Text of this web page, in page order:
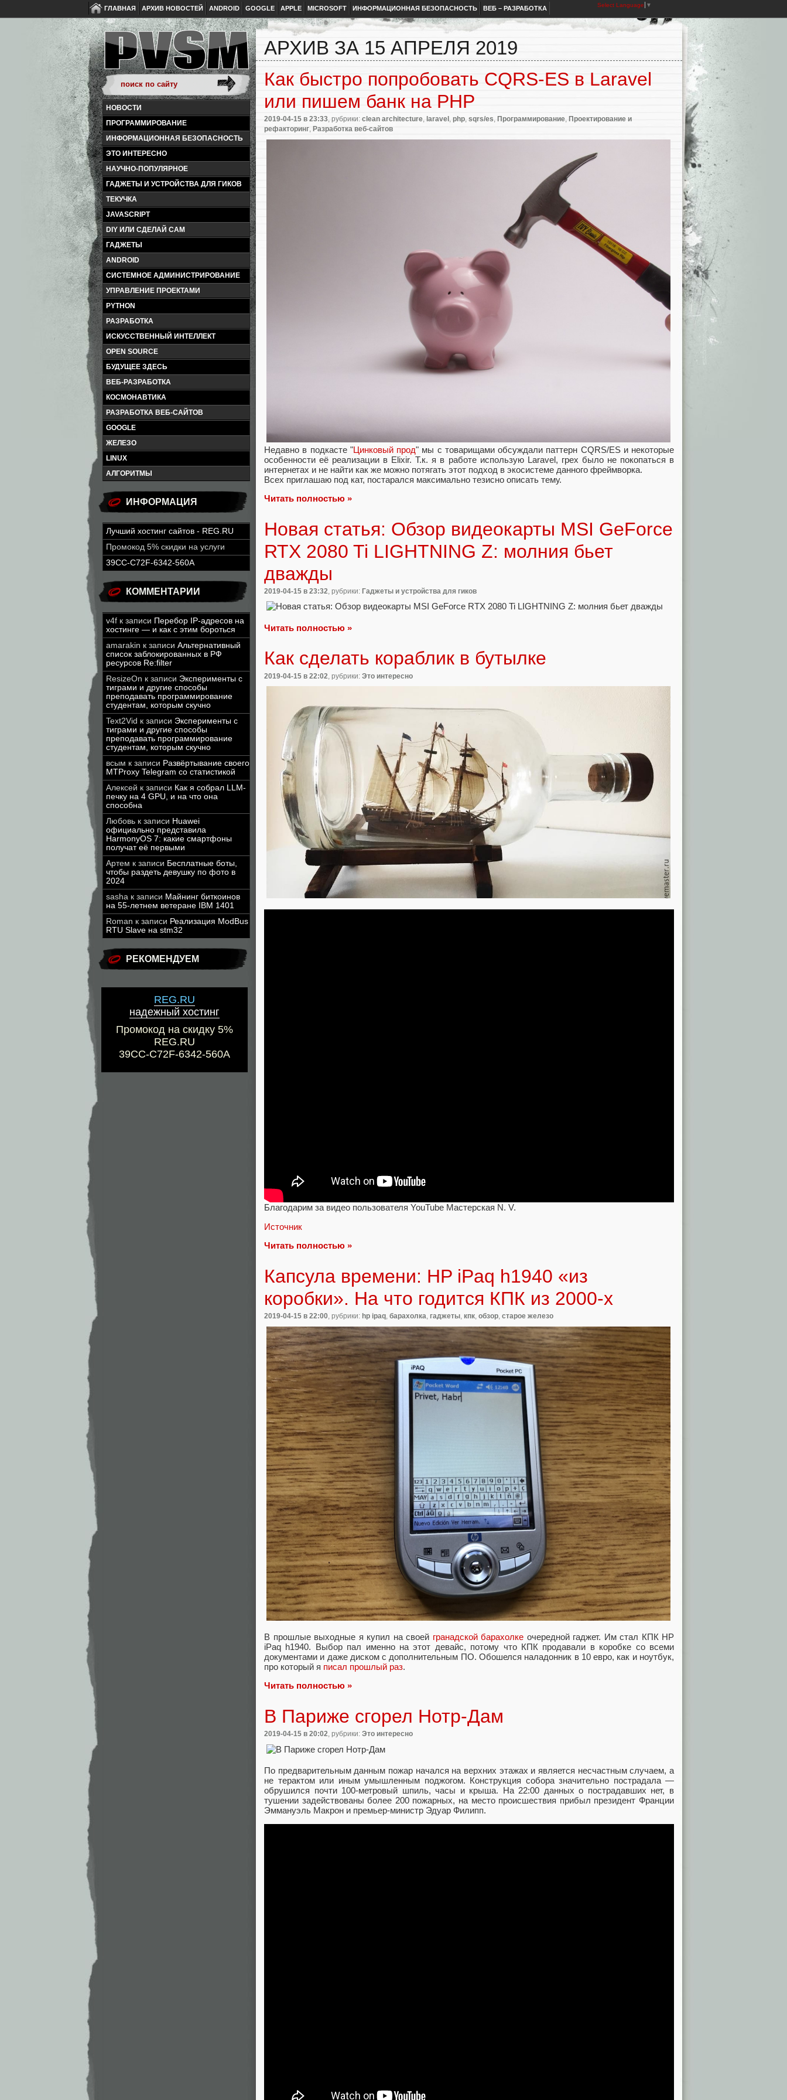
ГЛАВНАЯ АРХИВ НОВОСТЕЙ ANDROID GOOGLE APPLE MICROSOFT ИНФОРМАЦИОННАЯ БЕЗОПАСНОСТЬ ВЕБ – РАЗРАБОТКА Select Language ▼
НОВОСТИ
ПРОГРАММИРОВАНИЕ
ИНФОРМАЦИОННАЯ БЕЗОПАСНОСТЬ
ЭТО ИНТЕРЕСНО
НАУЧНО-ПОПУЛЯРНОЕ
ГАДЖЕТЫ И УСТРОЙСТВА ДЛЯ ГИКОВ
ТЕКУЧКА
JAVASCRIPT
DIY ИЛИ СДЕЛАЙ САМ
ГАДЖЕТЫ
ANDROID
СИСТЕМНОЕ АДМИНИСТРИРОВАНИЕ
УПРАВЛЕНИЕ ПРОЕКТАМИ
PYTHON
РАЗРАБОТКА
ИСКУССТВЕННЫЙ ИНТЕЛЛЕКТ
OPEN SOURCE
БУДУЩЕЕ ЗДЕСЬ
ВЕБ-РАЗРАБОТКА
КОСМОНАВТИКА
РАЗРАБОТКА ВЕБ-САЙТОВ
GOOGLE
ЖЕЛЕЗО
LINUX
АЛГОРИТМЫ
ИНФОРМАЦИЯ
Лучший хостинг сайтов - REG.RU
Промокод 5% скидки на услуги
39CC-C72F-6342-560A
КОММЕНТАРИИ
v4f к записи Перебор IP-адресов на
хостинге — и как с этим бороться
amarakin к записи Альтернативный
список заблокированных в РФ
ресурсов Re:filter
ResizeOn к записи Эксперименты с
тиграми и другие способы
преподавать программирование
студентам, которым скучно
Text2Vid к записи Эксперименты с
тиграми и другие способы
преподавать программирование
студентам, которым скучно
всым к записи Развёртывание своего
MTProxy Telegram со статистикой
Алексей к записи Как я собрал LLM-
печку на 4 GPU, и на что она
способна
Любовь к записи Huawei
официально представила
HarmonyOS 7: какие смартфоны
получат её первыми
Артем к записи Бесплатные боты,
чтобы раздеть девушку по фото в
2024
sasha к записи Майнинг биткоинов
на 55-летнем ветеране IBM 1401
Roman к записи Реализация ModBus
RTU Slave на stm32
РЕКОМЕНДУЕМ
REG.RU
надежный хостинг
Промокод на скидку 5%
REG.RU
39CC-C72F-6342-560A
АРХИВ ЗА 15 АПРЕЛЯ 2019
Как быстро попробовать CQRS-ES в Laravel
или пишем банк на PHP
2019-04-15 в 23:33, рубрики: clean architecture, laravel , php, sqrs/es, Программирование, Проектирование и
рефакторинг, Разработка веб-сайтов
Недавно в подкасте "Цинковый прод" мы с товарищами обсуждали паттерн CQRS/ES и некоторые
особенности её реализации в Elixir. Т.к. я в работе использую Laravel, грех было не покопаться в
интернетах и не найти как же можно потягать этот подход в экосистеме данного фреймворка.
Всех приглашаю под кат, постарался максимально тезисно описать тему.
Читать полностью »
Новая статья: Обзор видеокарты MSI GeForce
RTX 2080 Ti LIGHTNING Z: молния бьет
дважды
2019-04-15 в 23:32 , рубрики: Гаджеты и устройства для гиков
Читать полностью »
Как сделать кораблик в бутылке
2019-04-15 в 22:02 , рубрики: Это интересно
Благодарим за видео пользователя YouTube Мастерская N. V.
Источник
Читать полностью »
Капсула времени: HP iPaq h1940 «из
коробки». На что годится КПК из 2000-х
2019-04-15 в 22:00, рубрики: hp ipaq, барахолка, гаджеты, кпк, обзор, старое железо
В прошлые выходные я купил на своей гранадской барахолке очередной гаджет. Им стал КПК HP
iPaq h1940. Выбор пал именно на этот девайс, потому что КПК продавали в коробке со всеми
документами и даже диском с дополнительным ПО. Обошелся наладонник в 10 евро, как и ноутбук,
про который я писал прошлый раз.
Читать полностью »
В Париже сгорел Нотр-Дам
2019-04-15 в 20:02, рубрики: Это интересно
По предварительным данным пожар начался на верхних этажах и является несчастным случаем, а
не терактом или иным умышленным поджогом. Конструкция собора значительно пострадала —
обрушился почти 100-метровый шпиль, часы и крыша. На 22:00 данных о пострадавших нет, в
тушении задействованы более 200 пожарных, на место происшествия прибыл президент Франции
Эммануэль Макрон и премьер-министр Эдуар Филипп.